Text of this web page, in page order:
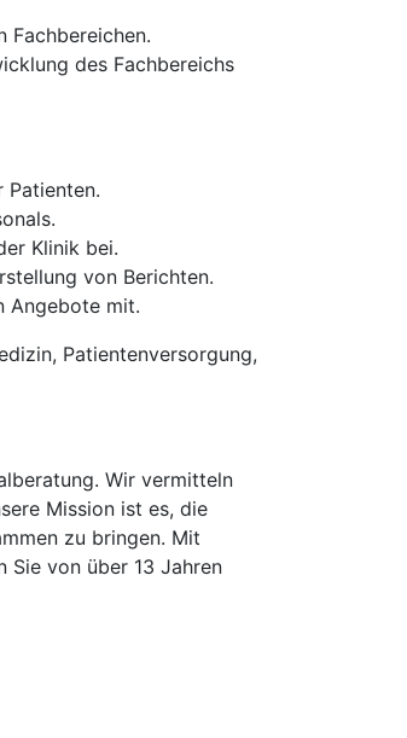
Fachbereichen.
des Fachbereichs
Patienten.
Klinik bei.
von Berichten.
Angebote mit.
Patientenversorgung,
Wir vermitteln
Mission ist es, die
zu bringen. Mit
Sie von über 13 Jahren